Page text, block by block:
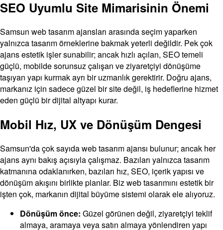
SEO Uyumlu Site Mimarisinin Önemi
Samsun web tasarım ajansları arasında seçim yaparken
yalnızca tasarım örneklerine bakmak yeterli değildir. Pek çok
ajans estetik işler sunabilir; ancak hızlı açılan, SEO temeli
güçlü, mobilde sorunsuz çalışan ve ziyaretçiyi dönüşüme
taşıyan yapı kurmak ayrı bir uzmanlık gerektirir. Doğru ajans,
markanız için sadece güzel bir site değil, iş hedeflerine hizmet
eden güçlü bir dijital altyapı kurar.
Mobil Hız, UX ve Dönüşüm Dengesi
Samsun'da çok sayıda web tasarım ajansı bulunur; ancak her
ajans aynı bakış açısıyla çalışmaz. Bazıları yalnızca tasarım
katmanına odaklanırken, bazıları hız, SEO, içerik yapısı ve
dönüşüm akışını birlikte planlar. Biz web tasarımını estetik bir
işten çok, markanın dijital büyüme sistemi olarak ele alıyoruz.
Dönüşüm önce: Güzel görünen değil, ziyaretçiyi teklif
almaya, aramaya veya satın almaya yönlendiren yapı